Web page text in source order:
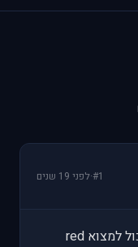
#1
·לפני 19 שנים
מה המצב אני צריך עזרה! איפה אני יכול למצוא red